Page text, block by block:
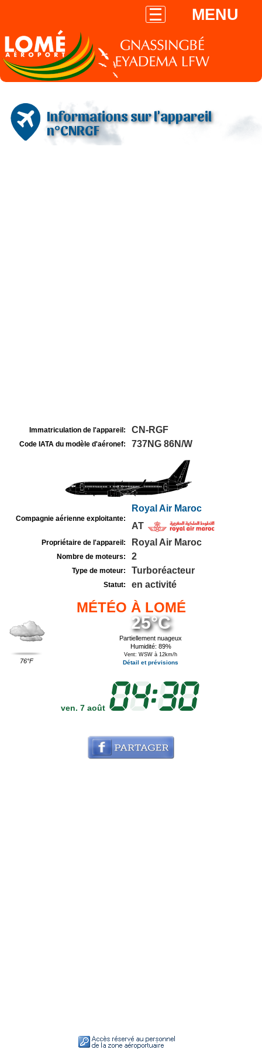
MENU
Informations sur l'appareil
n°CNRGF
Immatriculation de l'appareil: CN-RGF
Code IATA du modèle d'aéronef: 737NG 86N/W
Compagnie aérienne exploitante:
Royal Air Maroc
AT
Propriétaire de l'appareil: Royal Air Maroc
Nombre de moteurs: 2
Type de moteur: Turboréacteur
Statut: en activité
MÉTÉO À LOMÉ
76°F
25°C
Partiellement nuageux
Humidité: 89%
Vent: WSW à 12km/h
Détail et prévisions
ven. 7 août